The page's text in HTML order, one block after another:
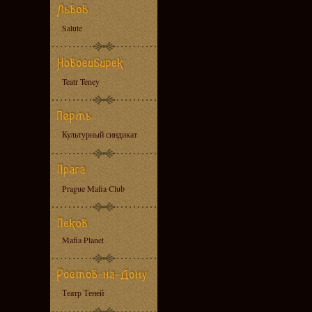
Salute
Teatr Teney
Культурный синдикат
Prague Mafia Club
Mafia Planet
Театр Теней